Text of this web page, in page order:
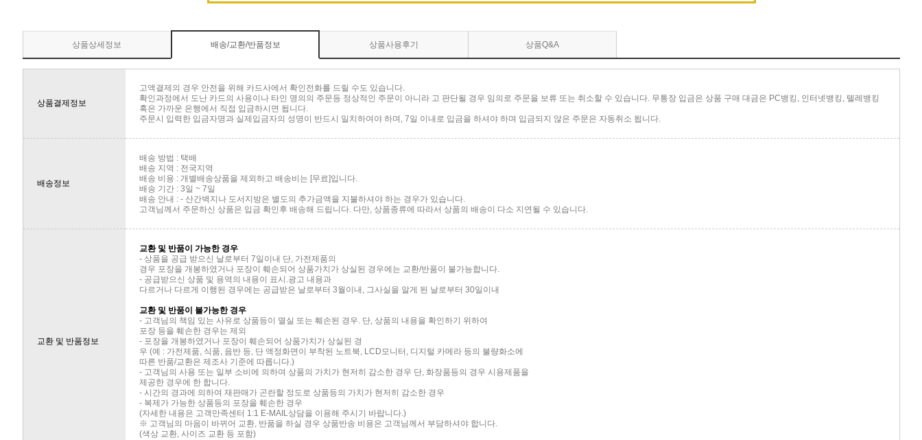
상품상세정보 배송/교환/반품정보 상품사용후기 상품Q&A
상품결제정보
고액결제의 경우 안전을 위해 카드사에서 확인전화를 드릴 수도 있습니다.
확인과정에서 도난 카드의 사용이나 타인 명의의 주문등 정상적인 주문이 아니라 고 판단될 경우 임의로 주문을 보류 또는 취소할 수 있습니다. 무통장 입금은 상품 구매 대금은 PC뱅킹, 인터넷뱅킹, 텔레뱅킹
혹은 가까운 은행에서 직접 입금하시면 됩니다.
주문시 입력한 입금자명과 실제입금자의 성명이 반드시 일치하여야 하며, 7일 이내로 입금을 하셔야 하며 입금되지 않은 주문은 자동취소 됩니다.
배송정보
배송 방법 : 택배
배송 지역 : 전국지역
배송 비용 : 개별배송상품을 제외하고 배송비는 [무료]입니다.
배송 기간 : 3일 ~ 7일
배송 안내 : - 산간벽지나 도서지방은 별도의 추가금액을 지불하셔야 하는 경우가 있습니다.
고객님께서 주문하신 상품은 입금 확인후 배송해 드립니다. 다만, 상품종류에 따라서 상품의 배송이 다소 지연될 수 있습니다.
교환 및 반품정보
교환 및 반품이 가능한 경우
- 상품을 공급 받으신 날로부터 7일이내 단, 가전제품의
경우 포장을 개봉하였거나 포장이 훼손되어 상품가치가 상실된 경우에는 교환/반품이 불가능합니다.
- 공급받으신 상품 및 용역의 내용이 표시.광고 내용과
다르거나 다르게 이행된 경우에는 공급받은 날로부터 3월이내, 그사실을 알게 된 날로부터 30일이내
교환 및 반품이 불가능한 경우
- 고객님의 책임 있는 사유로 상품등이 멸실 또는 훼손된 경우. 단, 상품의 내용을 확인하기 위하여
포장 등을 훼손한 경우는 제외
- 포장을 개봉하였거나 포장이 훼손되어 상품가치가 상실된 경
우 (예 : 가전제품, 식품, 음반 등, 단 액정화면이 부착된 노트북, LCD모니터, 디지털 카메라 등의 불량화소에
따른 반품/교환은 제조사 기준에 따릅니다.)
- 고객님의 사용 또는 일부 소비에 의하여 상품의 가치가 현저히 감소한 경우 단, 화장품등의 경우 시용제품을
제공한 경우에 한 합니다.
- 시간의 경과에 의하여 재판매가 곤란할 정도로 상품등의 가치가 현저히 감소한 경우
- 복제가 가능한 상품등의 포장을 훼손한 경우
(자세한 내용은 고객만족센터 1:1 E-MAIL상담을 이용해 주시기 바랍니다.)
※ 고객님의 마음이 바뀌어 교환, 반품을 하실 경우 상품반송 비용은 고객님께서 부담하셔야 합니다.
(색상 교환, 사이즈 교환 등 포함)